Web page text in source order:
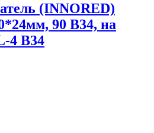
(INNORED)
90 B34, на
4 B34